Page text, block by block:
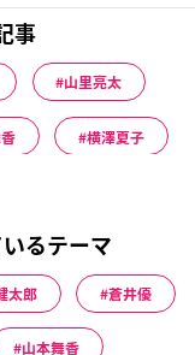
事
山里亮太
横澤夏子
るテーマ
太郎 蒼井優
山本舞香